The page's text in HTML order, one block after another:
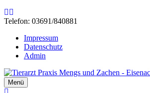
RssEmail
Telefon: 03691/840881
Impressum
Datenschutz
Admin
Menü